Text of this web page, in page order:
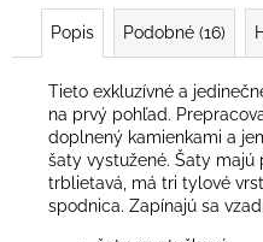
Popis Podobné (16)
Tieto exkluzívné a
na prvý pohľad.
doplnený kamienkami a
šaty vystužené. Šaty majú
trblietavá, má tri tylové
spodnica. Zapínajú sa